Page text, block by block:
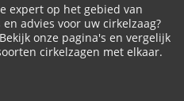
expert op het gebied van
advies voor uw cirkelzaag?
onze pagina's en vergelijk
cirkelzagen met elkaar.